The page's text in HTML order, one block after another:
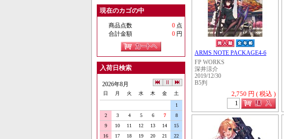
現在のカゴの中
商品点数 0 点
合計金額
0 円
入荷日検索
2026年8月
日 月 火 水 木 金 土
1
2
3 4 5 6 7
8
9
10 11 12 13 14
15
16
17 18 19 20 21
22
ARMS NOTE PACKAGE4-6
FP WORKS
深井涼介
2019/12/30
B5判
2,750 円 ( 税込 )